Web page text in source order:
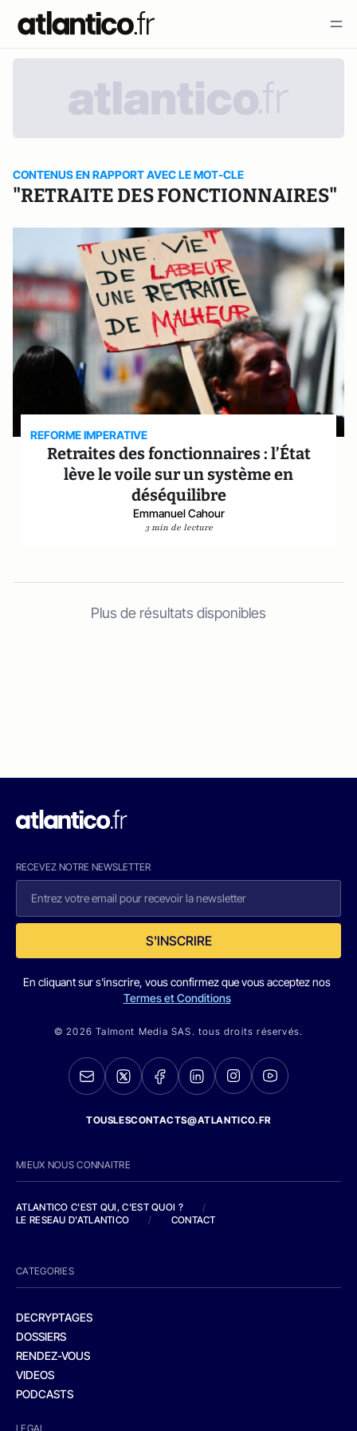
CONTENUS EN RAPPORT AVEC LE MOT-CLE
"RETRAITE DES FONCTIONNAIRES"
REFORME IMPERATIVE
Retraites des fonctionnaires : l’État
lève le voile sur un système en
déséquilibre
Emmanuel Cahour
3 min de lecture
Plus de résultats disponibles
RECEVEZ NOTRE NEWSLETTER
S'INSCRIRE
En cliquant sur s'inscrire, vous confirmez que vous acceptez nos
Termes et Conditions
© 2026 Talmont Media SAS. tous droits réservés.
TOUSLESCONTACTS@ATLANTICO.FR
MIEUX NOUS CONNAITRE
ATLANTICO C'EST QUI, C'EST QUOI ?
/
LE RESEAU D'ATLANTICO
/ CONTACT
CATEGORIES
DECRYPTAGES
DOSSIERS
RENDEZ-VOUS
VIDEOS
PODCASTS
LEGAL